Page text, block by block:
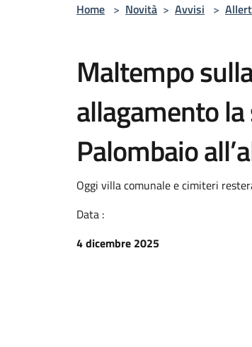
Home > Novità > Avvisi >
Maltempo
allagamento
Palombaio
Oggi villa comunale e cimiteri
Data :
4 dicembre 2025